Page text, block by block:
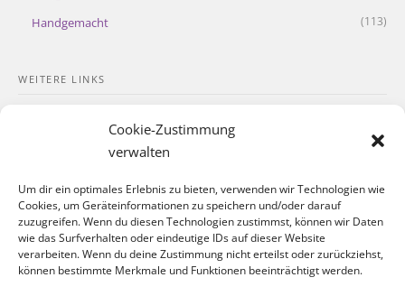
Cookie-Zustimmung
verwalten
Um dir ein optimales Erlebnis zu bieten, verwenden wir Technologien wie
Cookies, um Geräteinformationen zu speichern und/oder darauf
zuzugreifen. Wenn du diesen Technologien zustimmst, können wir Daten
wie das Surfverhalten oder eindeutige IDs auf dieser Website
verarbeiten. Wenn du deine Zustimmung nicht erteilst oder zurückziehst,
können bestimmte Merkmale und Funktionen beeinträchtigt werden.
Handgemacht (113)
WEITERE LINKS
Cookie-Richtlinie
SOZIALE NETZWERKE